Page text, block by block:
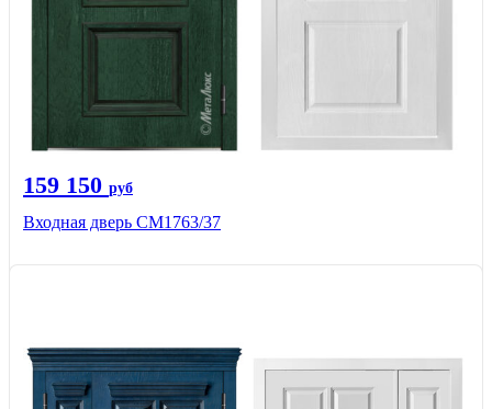
159 150 руб
Входная дверь СМ1763/37